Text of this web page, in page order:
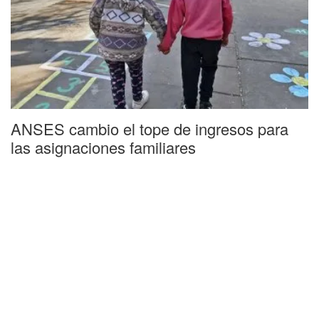
ANSES cambio el tope de ingresos para
las asignaciones familiares